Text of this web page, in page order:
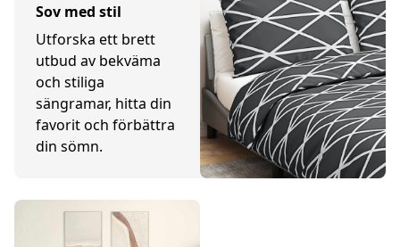
Sov med stil
Utforska ett brett
utbud av bekväma
och stiliga
sängramar, hitta din
favorit och förbättra
din sömn.